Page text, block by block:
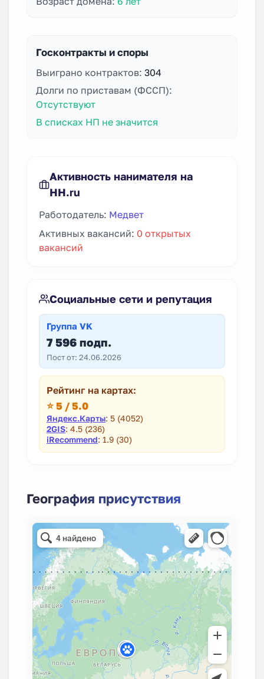
Госконтракты и споры
Выиграно контрактов: 304
Долги по приставам (ФССП):
Отсутствуют
В списках НП не значится
Активность нанимателя на
HH.ru
Работодатель: Медвет
Активных вакансий: 0 открытых
вакансий
Социальные сети и репутация
Группа VK
7 596 подп.
Пост от: 24.06.2026
Рейтинг на картах:
⭐ 5 / 5.0
Яндекс.Карты: 5 (4052)
2GIS: 4.5 (236)
iRecommend: 1.9 (30)
География присутствия